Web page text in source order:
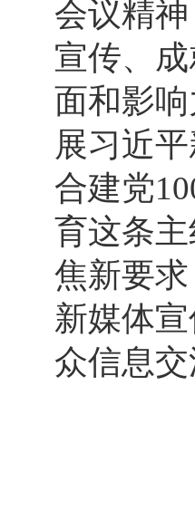
会议精
宣传、
面和影
展习近
合建党
育这条
焦新要
新媒体
众信息